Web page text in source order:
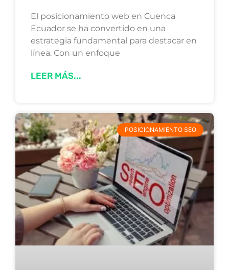
El posicionamiento web en Cuenca
Ecuador se ha convertido en una
estrategia fundamental para destacar en
línea. Con un enfoque
LEER MÁS...
POSICIONAMIENTO SEO